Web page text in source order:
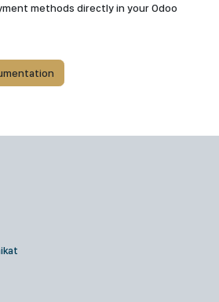
methods directly in your Odoo